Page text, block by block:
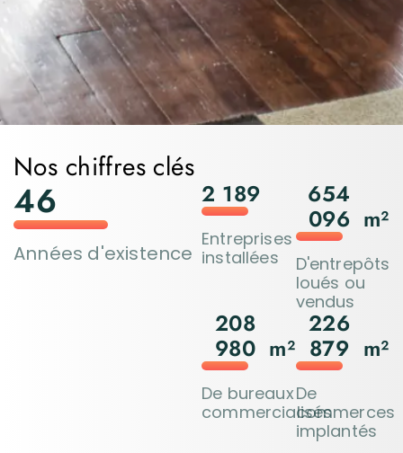
Nos chiffres clés
46
Années d'existence
2 189
Entreprises
installées
654
096 m²
D'entrepôts
loués ou
vendus
208
980 m²
De bureaux
commercialisés
226
879 m²
De
commerces
implantés